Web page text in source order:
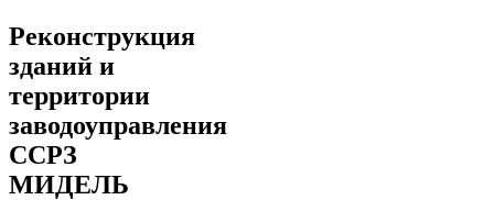
Реконструкция
зданий и
территории
заводоуправления
ССРЗ
МИДЕЛЬ